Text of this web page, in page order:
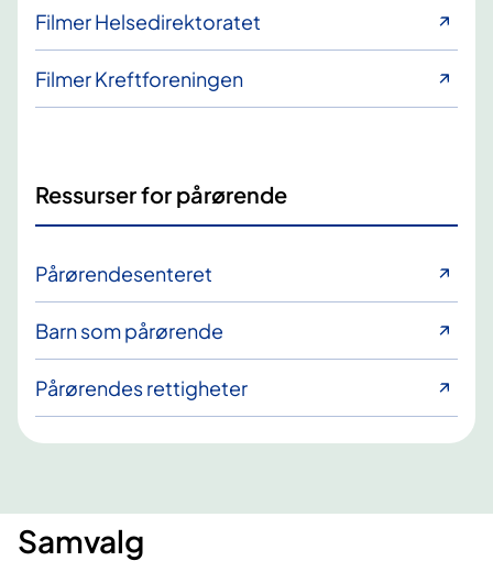
Filmer Helsedirektoratet
Filmer Kreftforeningen
Ressurser for pårørende
Pårørendesenteret
Barn som pårørende
Pårørendes rettigheter
Samvalg